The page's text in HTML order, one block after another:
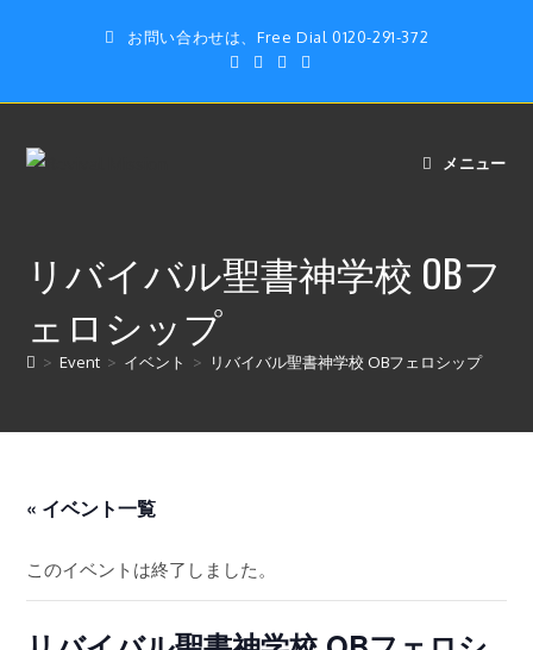
ン
お問い合わせは、Free Dial 0120-291-372
メニュー
リバイバル聖書神学校 OBフ
ェロシップ
> Event > イベント > リバイバル聖書神学校 OBフェロシップ
« イベント一覧
このイベントは終了しました。